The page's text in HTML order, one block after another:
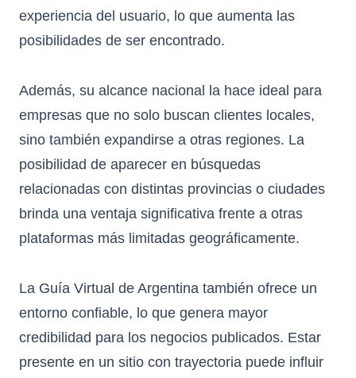
experiencia del usuario, lo que aumenta las
posibilidades de ser encontrado.
Además, su alcance nacional la hace ideal para
empresas que no solo buscan clientes locales,
sino también expandirse a otras regiones. La
posibilidad de aparecer en búsquedas
relacionadas con distintas provincias o ciudades
brinda una ventaja significativa frente a otras
plataformas más limitadas geográficamente.
La Guía Virtual de Argentina también ofrece un
entorno confiable, lo que genera mayor
credibilidad para los negocios publicados. Estar
presente en un sitio con trayectoria puede influir